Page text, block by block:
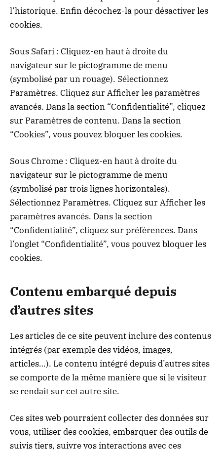
l’historique. Enfin décochez-la pour désactiver les
cookies.
Sous Safari : Cliquez-en haut à droite du
navigateur sur le pictogramme de menu
(symbolisé par un rouage). Sélectionnez
Paramètres. Cliquez sur Afficher les paramètres
avancés. Dans la section “Confidentialité”, cliquez
sur Paramètres de contenu. Dans la section
“Cookies”, vous pouvez bloquer les cookies.
Sous Chrome : Cliquez-en haut à droite du
navigateur sur le pictogramme de menu
(symbolisé par trois lignes horizontales).
Sélectionnez Paramètres. Cliquez sur Afficher les
paramètres avancés. Dans la section
“Confidentialité”, cliquez sur préférences. Dans
l’onglet “Confidentialité”, vous pouvez bloquer les
cookies.
Contenu embarqué depuis
d’autres sites
Les articles de ce site peuvent inclure des contenus
intégrés (par exemple des vidéos, images,
articles…). Le contenu intégré depuis d’autres sites
se comporte de la même manière que si le visiteur
se rendait sur cet autre site.
Ces sites web pourraient collecter des données sur
vous, utiliser des cookies, embarquer des outils de
suivis tiers, suivre vos interactions avec ces